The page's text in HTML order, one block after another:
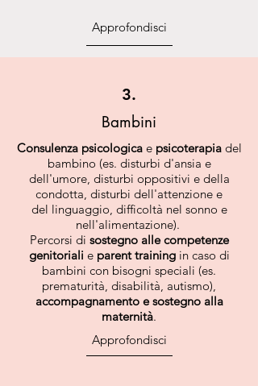
Approfondisci
3.
Bambini
Consulenza psicologica epsicoterapiadel
bambino (es. disturbi d'ansia e
dell'umore, disturbi oppositivi e della
condotta, disturbi dell'attenzione e
del linguaggio, difficoltà nel sonno e
nell'alimentazione).
Percorsi di sostegno alle competenze
genitoriali eparent trainingin caso di
bambini con bisogni speciali (es.
prematurità, disabilità, autismo),
accompagnamento e sostegno alla
maternità.
Approfondisci